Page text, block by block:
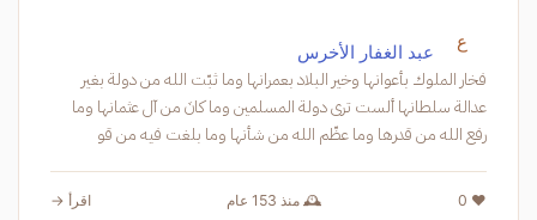
ع عبد الغفار الأخرس
فخار الملوك بأعوانها وخير البلاد بعمرانها وما ثبّت الله من دولة بغير
عدالة سلطانها ألست ترى دولة المسلمين وما كانَ من آل عثمانها وما
رفع الله من قدرها وما عظّم الله من شأنها وما بلغت فيه من قو
❤️ 0 🕰️ منذ 153 عام اقرأ →